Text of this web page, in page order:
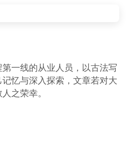
一线的从业人员，以古法写
记忆与深入探索，文章若对大
之荣幸。